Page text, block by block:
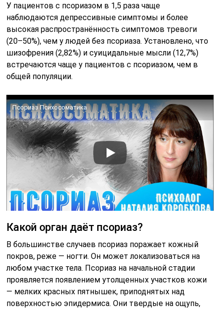
У пациентов с псориазом в 1,5 раза чаще
наблюдаются депрессивные симптомы и более
высокая распространённость симптомов тревоги
(20–50%), чем у людей без псориаза. Установлено, что
шизофрения (2,82%) и суицидальные мысли (12,7%)
встречаются чаще у пациентов с псориазом, чем в
общей популяции.
Псориаз Психосоматика
Какой орган даёт псориаз?
В большинстве случаев псориаз поражает кожный
покров, реже — ногти. Он может локализоваться на
любом участке тела. Псориаз на начальной стадии
проявляется появлением утолщенных участков кожи
— мелких красных пятнышек, приподнятых над
поверхностью эпидермиса. Они твердые на ощупь,